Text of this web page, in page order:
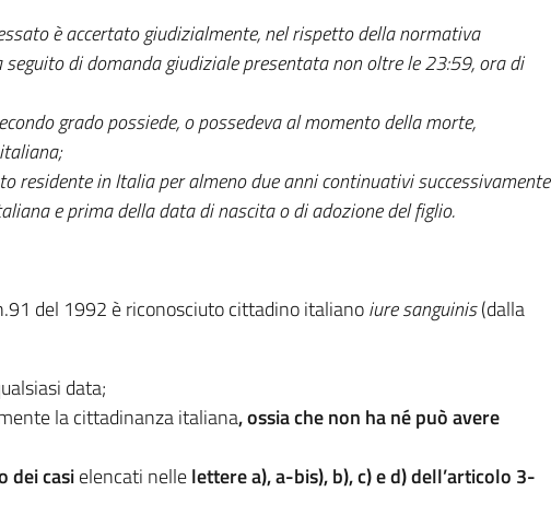
è accertato giudizialmente, nel rispetto della normativa
di domanda giudiziale presentata non oltre le 23:59, ora di
grado possiede, o possedeva al momento della morte,
residente in Italia per almeno due anni continuativi successivamente
e prima della data di nascita o di adozione del figlio.
del 1992 è riconosciuto cittadino italianoiure sanguinis(dalla
data;
la cittadinanza italiana, ossia chenon ha né può avere
dei casielencati nellelettere a), a-bis), b), c) e d) dell’articolo 3-